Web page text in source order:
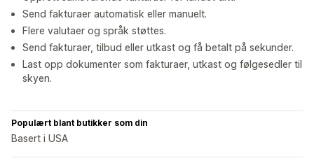
Send fakturaer automatisk eller manuelt.
Flere valutaer og språk støttes.
Send fakturaer, tilbud eller utkast og få betalt på sekunder.
Last opp dokumenter som fakturaer, utkast og følgesedler til
skyen.
Populært blant butikker som din
Basert i USA